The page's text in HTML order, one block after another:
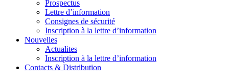
Prospectus
Lettre d’information
Consignes de sécurité
Inscription à la lettre d’information
Nouvelles
Actualites
Inscription à la lettre d’information
Contacts & Distribution